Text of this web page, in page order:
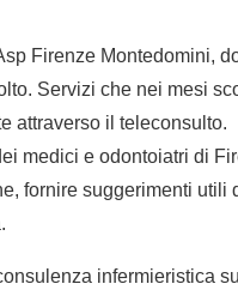
Firenze Montedomini,
Servizi che nei mesi
attraverso il teleconsulto.
medici e odontoiatri di
fornire suggerimenti utili
infermieristica su